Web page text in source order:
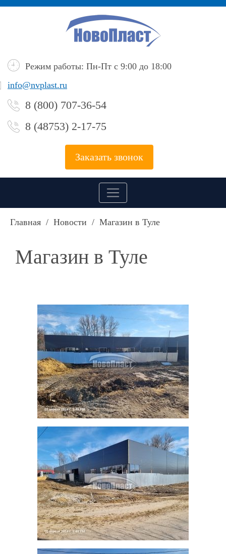
Режим работы: Пн-Пт с 9:00 до 18:00
info@nvplast.ru
8 (800) 707-36-54
8 (48753) 2-17-75
Заказать звонок
Главная / Новости / Магазин в Туле
Магазин в Туле